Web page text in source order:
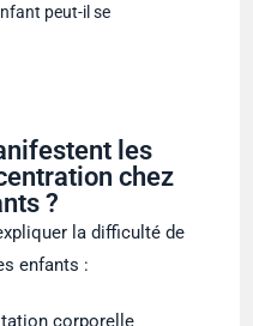
peut-il se
les
chez
?
la difficulté de
enfants :
corporelle